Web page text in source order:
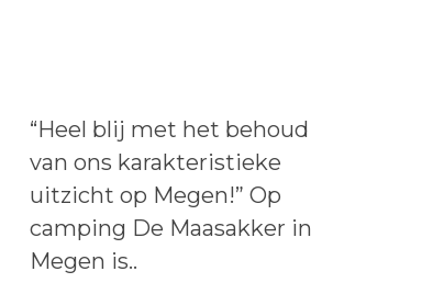
Lees het bericht:
“Heel blij met het behoud
van ons karakteristieke
uitzicht op Megen!” Op
camping De Maasakker in
Megen is..